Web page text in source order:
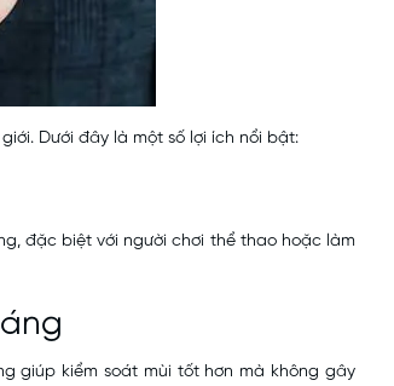
Dưới đây là một số lợi ích nổi bật:
đặc biệt với người chơi thể thao hoặc làm
giúp kiểm soát mùi tốt hơn mà không gây